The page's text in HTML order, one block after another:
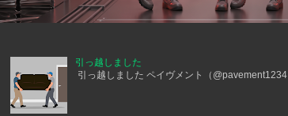
引っ越しました
引っ越しました ペイヴメント（